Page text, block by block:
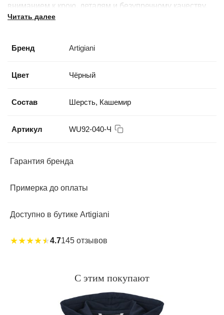
вниманием к крою, деталям и безупречному качеству.
Читать далее
Бренд Artigiani
Цвет Чёрный
Состав Шерсть, Кашемир
Артикул WU92-040-Ч
Гарантия бренда
Примерка до оплаты
Доступно в бутике Artigiani
★★★★★4.7145 отзывов
С этим покупают